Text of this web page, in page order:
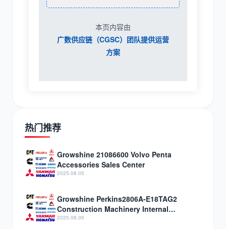
本页内容由
广数供应链（CGSC）团队提供运营
方案
热门推荐
Growshine 21086600 Volvo Penta
Accessories Sales Center
2025.08.05
Growshine Perkins2806A-E18TAG2
Construction Machinery Internal
Combustion Engine Accessories
2025.08.05